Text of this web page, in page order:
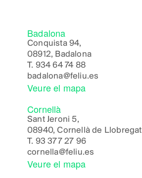
Badalona
Conquista 94,
08912, Badalona
T. 934 64 74 88
badalona@feliu.es
Veure el mapa
Cornellà
Sant Jeroni 5,
08940, Cornellà de Llobregat
T. 93 377 27 96
cornella@feliu.es
Veure el mapa